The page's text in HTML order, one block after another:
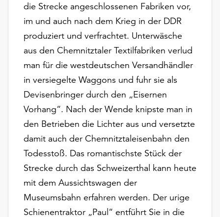
unserer
Datenschutzerklärung
dem
Impressum
die Strecke angeschlossenen Fabriken vor,
im und auch nach dem Krieg in der DDR
produziert und verfrachtet. Unterwäsche
aus den Chemnitztaler Textilfabriken verlud
man für die westdeutschen Versandhändler
in versiegelte Waggons und fuhr sie als
Devisenbringer durch den „Eisernen
Vorhang“. Nach der Wende knipste man in
den Betrieben die Lichter aus und versetzte
damit auch der Chemnitztaleisenbahn den
Todesstoß. Das romantischste Stück der
Strecke durch das Schweizerthal kann heute
mit dem Aussichtswagen der
Museumsbahn erfahren werden. Der urige
Schienentraktor „Paul“ entführt Sie in die